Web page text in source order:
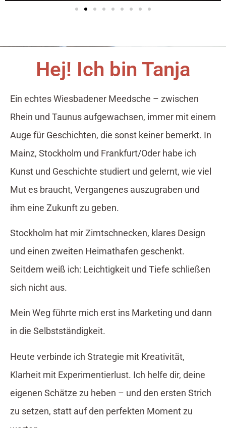
Hej! Ich bin Tanja
Ein echtes Wiesbadener Meedsche – zwischen
Rhein und Taunus aufgewachsen, immer mit einem
Auge für Geschichten, die sonst keiner bemerkt. In
Mainz, Stockholm und Frankfurt/Oder habe ich
Kunst und Geschichte studiert und gelernt, wie viel
Mut es braucht, Vergangenes auszugraben und
ihm eine Zukunft zu geben.
Stockholm hat mir Zimtschnecken, klares Design
und einen zweiten Heimathafen geschenkt.
Seitdem weiß ich: Leichtigkeit und Tiefe schließen
sich nicht aus.
Mein Weg führte mich erst ins Marketing und dann
in die Selbstständigkeit.
Heute verbinde ich Strategie mit Kreativität,
Klarheit mit Experimentierlust. Ich helfe dir, deine
eigenen Schätze zu heben – und den ersten Strich
zu setzen, statt auf den perfekten Moment zu